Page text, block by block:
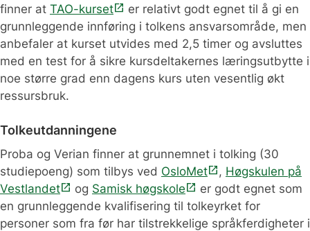
finner at TAO-kursetopen_in_new er relativt godt egnet til å gi en
grunnleggende innføring i tolkens ansvarsområde, men
anbefaler at kurset utvides med 2,5 timer og avsluttes
med en test for å sikre kursdeltakernes læringsutbytte i
noe større grad enn dagens kurs uten vesentlig økt
ressursbruk.
Tolkeutdanningene
Proba og Verian finner at grunnemnet i tolking (30
studiepoeng) som tilbys ved OsloMetopen_in_new , Høgskulen på
Vestlandetopen_in_new og Samisk høgskoleopen_in_new er godt egnet som
en grunnleggende kvalifisering til tolkeyrket for
personer som fra før har tilstrekkelige språkferdigheter i